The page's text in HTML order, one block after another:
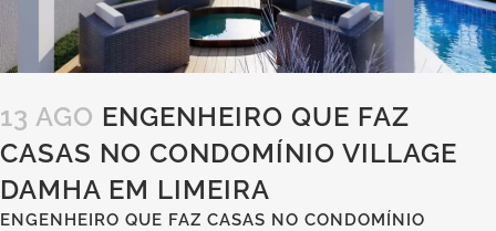
13 AGO ENGENHEIRO QUE FAZ
CASAS NO CONDOMÍNIO VILLAGE
DAMHA EM LIMEIRA
ENGENHEIRO QUE FAZ CASAS NO CONDOMÍNIO